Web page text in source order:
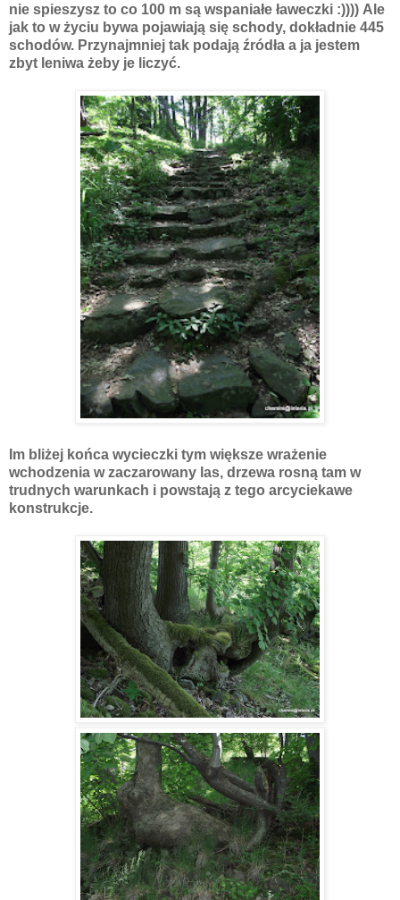
nie spieszysz to co 100 m są wspaniałe ławeczki :)))) Ale
jak to w życiu bywa pojawiają się schody, dokładnie 445
schodów. Przynajmniej tak podają źródła a ja jestem
zbyt leniwa żeby je liczyć.
Im bliżej końca wycieczki tym większe wrażenie
wchodzenia w zaczarowany las, drzewa rosną tam w
trudnych warunkach i powstają z tego arcyciekawe
konstrukcje.